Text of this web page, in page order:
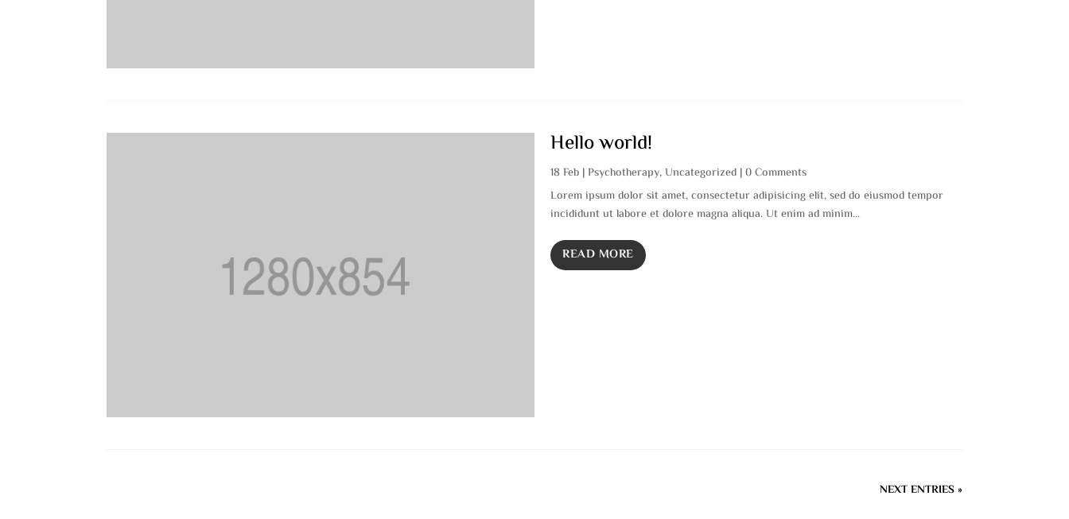
Hello world!
18 Feb |Psychotherapy,Uncategorized | 0 Comments
Lorem ipsum dolor sit amet, consectetur adipisicing elit, sed do eiusmod tempor
incididunt ut labore et dolore magna aliqua. Ut enim ad minim...
READ MORE
NEXT ENTRIES »